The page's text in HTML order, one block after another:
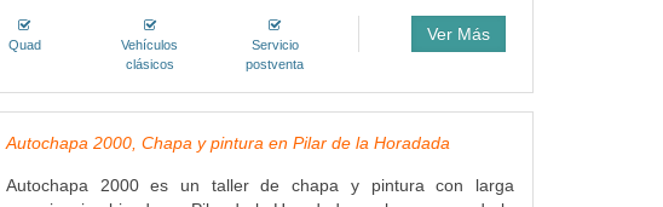
Quad
Vehículos
clásicos
Servicio
postventa
Ver Más
Autochapa 2000, Chapa y pintura en Pilar de la Horadada
Autochapa 2000 es un taller de chapa y pintura con larga